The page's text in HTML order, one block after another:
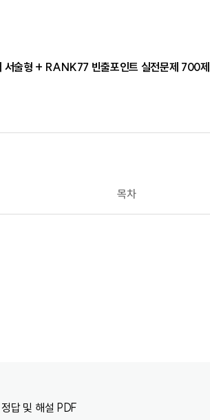
술형 + RANK77 빈출포인트 실전문제 700제
목차
답 및 해설 PDF